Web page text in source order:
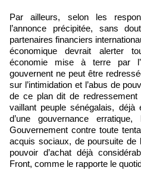
Par ailleurs, selon les
l’annonce précipitée, sans
partenaires financiers
économique devrait alerter
économie mise à terre par
gouvernent ne peut être
sur l’intimidation et l’abus de
de ce plan dit de redressement
vaillant peuple sénégalais, déjà
d’une gouvernance
Gouvernement contre toute
acquis sociaux, de poursuite de
pouvoir d’achat déjà
Front, comme le rapporte le